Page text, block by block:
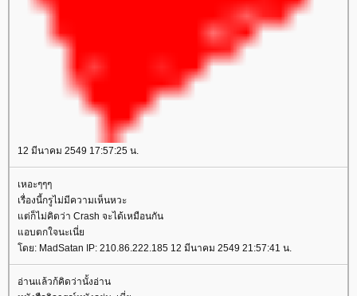
12 มีนาคม 2549 17:57:25 น.
เหอะๆๆๆ
เรื่องนี้กรูไม่มีความเห็นหวะ
ต่ก็ไม่คิดว่า Crash จะได้เหมือนกัน
อบตกใจนะเนี่
ดย: MadSatan IP: 210.86.222.185 12 มีนาคม 2549 21:57:41 น.
อ่านแล้วก้คิดว่านั้งอ่าน